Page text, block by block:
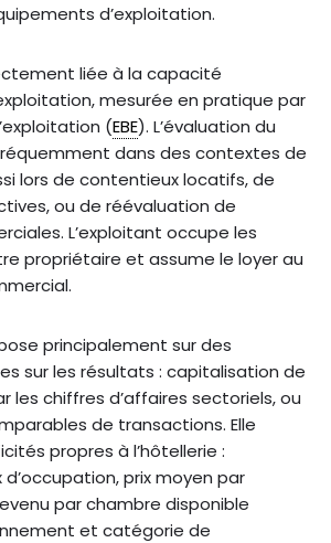
d’exploitation.
liée à la capacité
mesurée en pratique par
(EBE). L’évaluation du
dans des contextes de
lors de contentieux locatifs, de
ou de réévaluation de
L’exploitant occupe les
propriétaire et assume le loyer au
principalement sur des
sur les résultats : capitalisation de
les chiffres d’affaires sectoriels, ou
de transactions. Elle
propres à l’hôtellerie :
prix moyen par
par chambre disponible
et catégorie de